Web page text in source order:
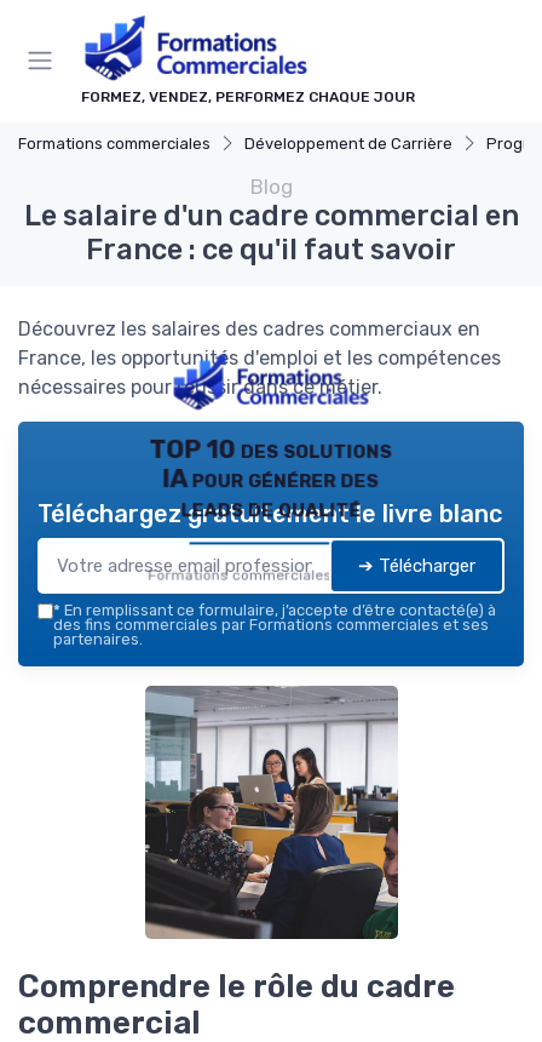
FORMEZ, VENDEZ, PERFORMEZ CHAQUE JOUR
Formations commerciales Développement de Carrière
Blog
Le salaire d'un cadre commercial en
France : ce qu'il faut savoir
Découvrez les salaires des cadres commerciaux en
France, les opportunités d'emploi et les compétences
nécessaires pour réussir dans ce métier.
TOP 10 des solutions
IA pour générer des
leads de qualité
Formations commerciales — 2026
Téléchargez gratuitement le livre blanc
➔ Télécharger
* En remplissant ce formulaire, j’accepte d’être contacté(e) à
des fins commerciales par Formations commerciales et ses
partenaires.
Comprendre le rôle du cadre
commercial
Panneau de gestion des cookies